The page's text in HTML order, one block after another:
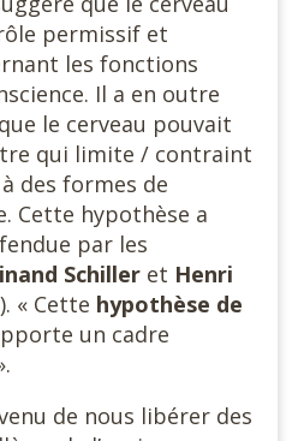
permissif et
les fonctions
Il a en outre
le cerveau pouvait
qui limite / contraint
des formes de
Cette hypothèse a
par les
Schilleret Henri
« Cette hypothèse de
un cadre
de nous libérer des